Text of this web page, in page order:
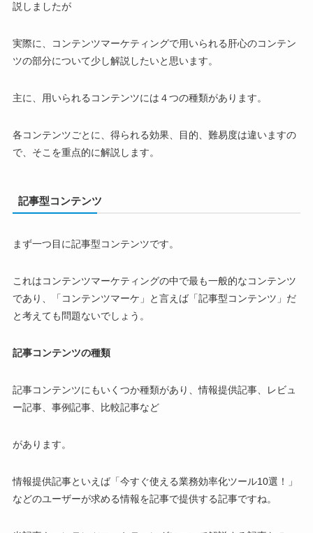
説しましたが
実際に、コンテンツマーケティングで用いられる肝心のコンテン
ツの部分について少し解説したいと思います。
主に、用いられるコンテンツには４つの種類があります。
各コンテンツごとに、得られる効果、目的、難易度は違いますの
で、そこを重点的に解説します。
記事型コンテンツ
まず一つ目に記事型コンテンツです。
これはコンテンツマーケティングの中で最も一般的なコンテンツ
であり、「コンテンツマーケ」と言えば「記事型コンテンツ」だ
と考えても問題ないでしょう。
記事コンテンツの種類
記事コンテンツにもいくつか種類があり、情報提供記事、レビュ
ー記事、事例記事、比較記事など
があります。
情報提供記事といえば「今すぐ使える業務効率化ツール10選！」
などのユーザーが求める情報を記事で提供する記事ですね。